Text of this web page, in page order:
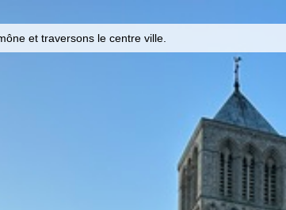
et traversons le centre ville.